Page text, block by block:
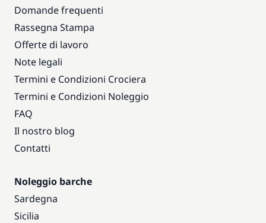
Domande frequenti
Rassegna Stampa
Offerte di lavoro
Note legali
Termini e Condizioni Crociera
Termini e Condizioni Noleggio
FAQ
Il nostro blog
Contatti
Noleggio barche
Sardegna
Sicilia